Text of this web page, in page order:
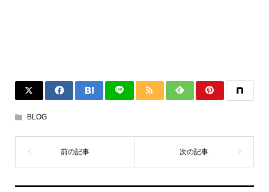
BLOG